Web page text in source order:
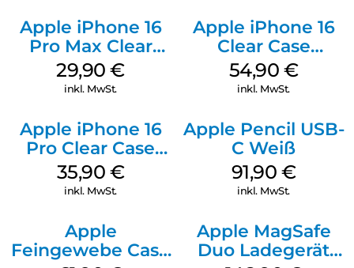
Apple iPhone 16
Pro Max Clear
Case MagSafe
Transparent
29,90€
inkl. MwSt.
Apple iPhone 16
Clear Case
MagSafe
Transparent
54,90 €
inkl. MwSt.
Apple iPhone 16
Pro Clear Case
MagSafe
Transparent
35,90 €
inkl. MwSt.
Apple Pencil USB-
C Weiß
91,90 €
inkl. MwSt.
Apple
Feingewebe Case
Apple MagSafe
Duo Ladegerät